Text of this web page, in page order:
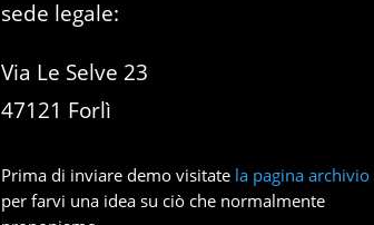
sede legale:
Via Le Selve 23
47121 Forlì
Prima di inviare demo visitate la pagina archivio
per farvi una idea su ciò che normalmente